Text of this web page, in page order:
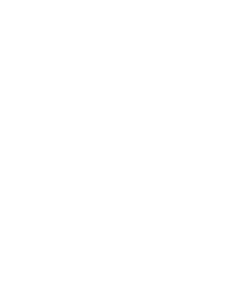
под ключ в Казани